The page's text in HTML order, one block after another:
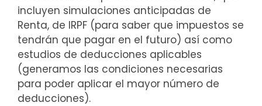
incluyen simulaciones anticipadas de
Renta, de IRPF (para saber que impuestos se
tendrán que pagar en el futuro) así como
estudios de deducciones aplicables
(generamos las condiciones necesarias
para poder aplicar el mayor número de
deducciones).